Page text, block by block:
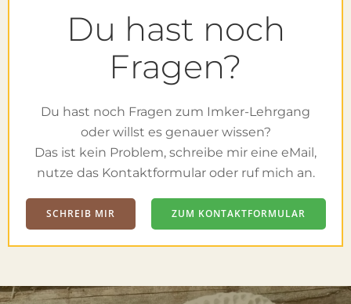
Du hast noch
Fragen?
Du hast noch Fragen zum Imker-Lehrgang
oder willst es genauer wissen?
Das ist kein Problem, schreibe mir eine eMail,
nutze das Kontaktformular oder ruf mich an.
SCHREIB MIR ZUM KONTAKTFORMULAR